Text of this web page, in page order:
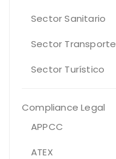
Sector Sanitario
Sector Transporte
Sector Turístico
Compliance Legal
APPCC
ATEX